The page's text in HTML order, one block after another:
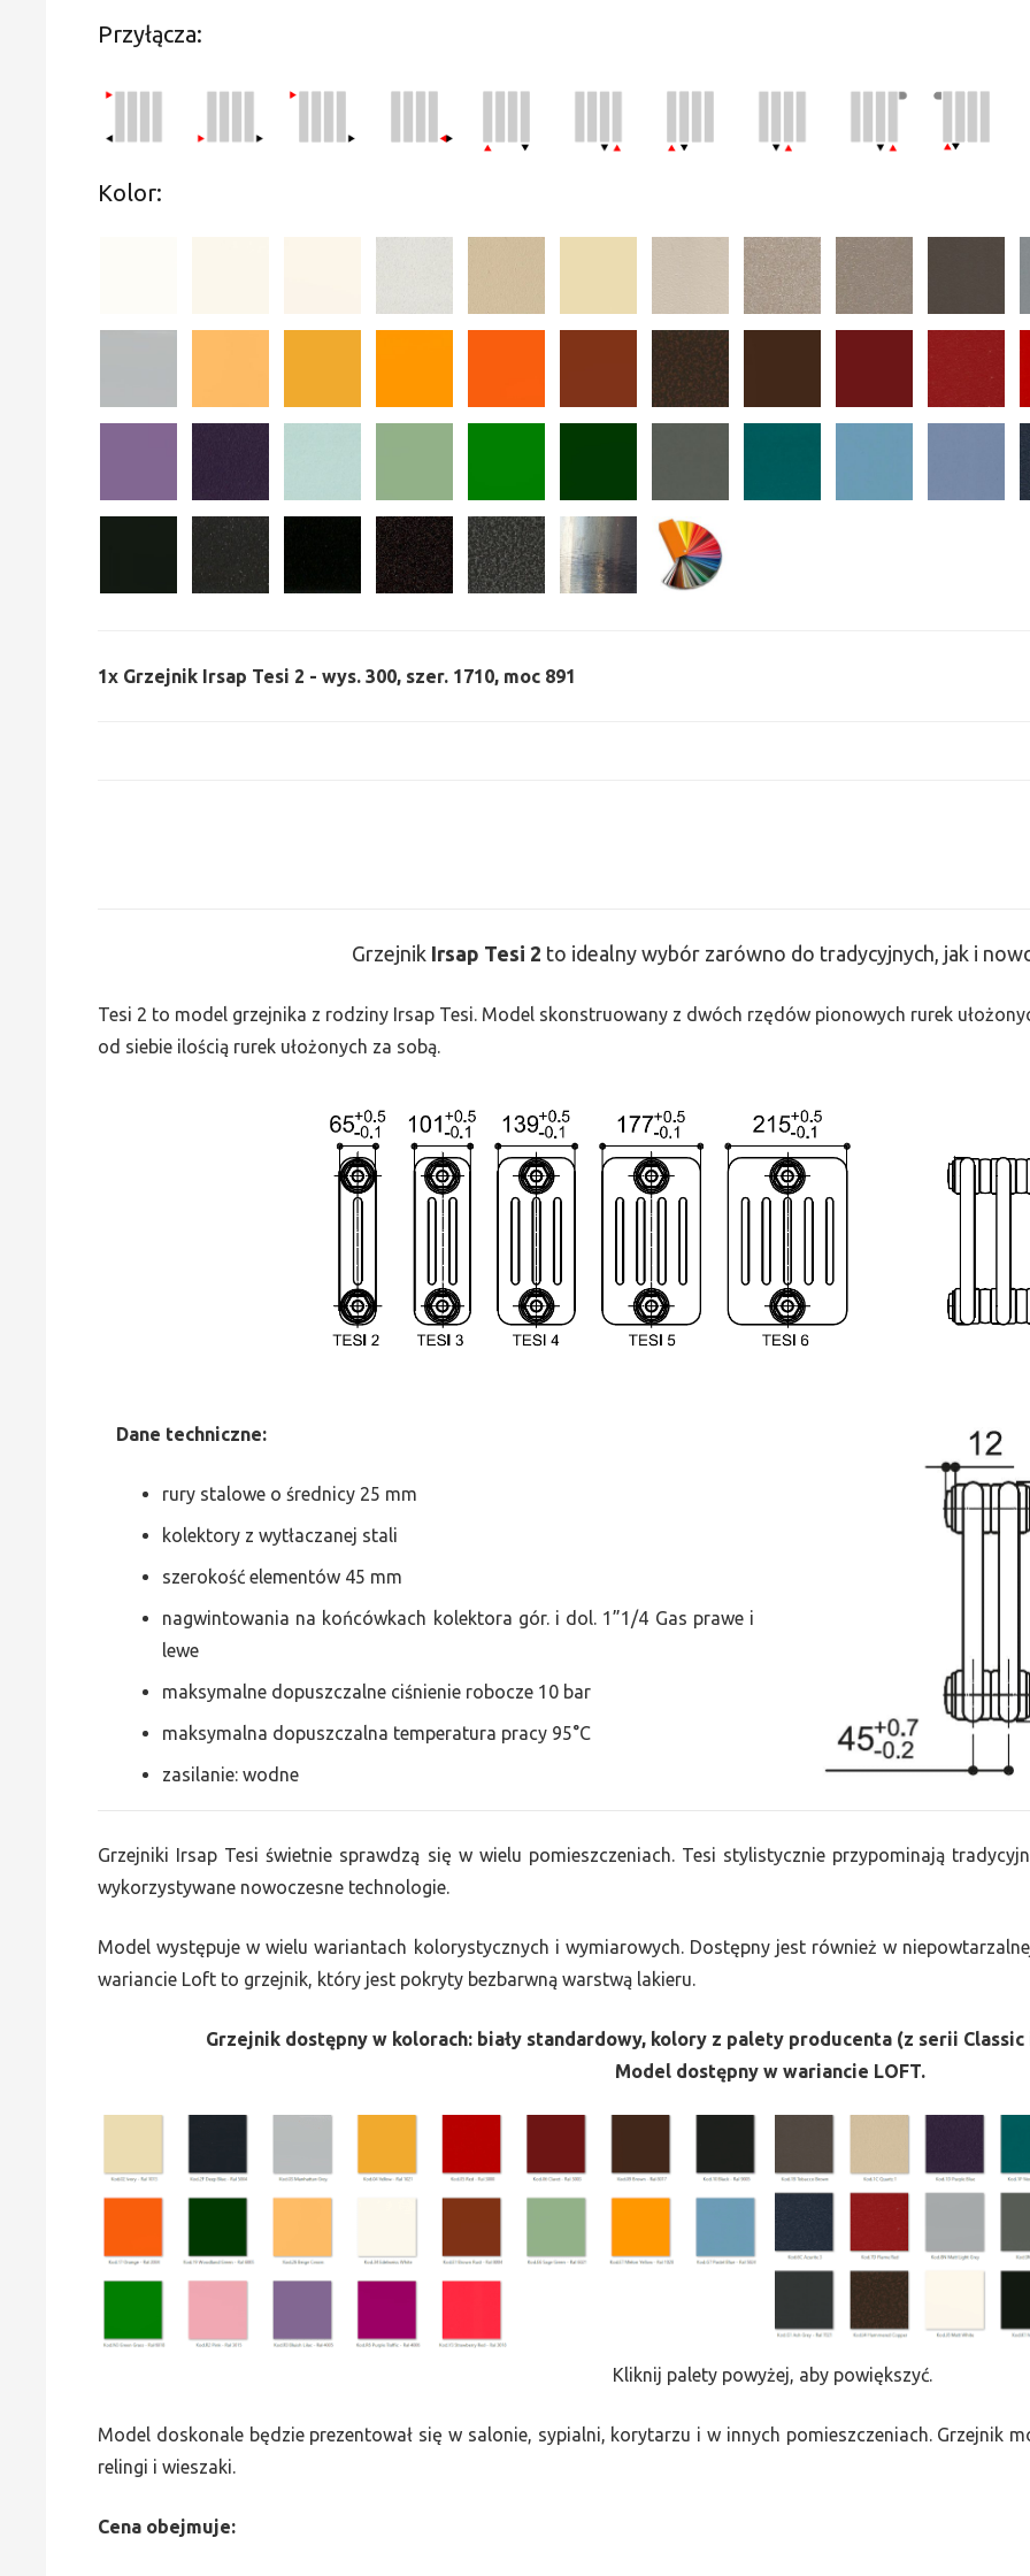
Przyłącza:
Kolor:
1x Grzejnik Irsap Tesi 2 - wys. 300, szer. 1710, moc 891
Grzejnik Irsap Tesi 2 to idealny wybór zarówno do tradycyjnych, jak i
Tesi 2 to model grzejnika z rodziny Irsap Tesi. Model skonstruowany z dwóch rzędów pionowych rurek
od siebie ilością rurek ułożonych za sobą.
Dane techniczne:
rury stalowe o średnicy 25 mm
kolektory z wytłaczanej stali
szerokość elementów 45 mm
nagwintowania na końcówkach kolektora gór. i dol. 1”1/4 Gas prawe i
lewe
maksymalne dopuszczalne ciśnienie robocze 10 bar
maksymalna dopuszczalna temperatura pracy 95°C
zasilanie: wodne
Grzejniki Irsap Tesi świetnie sprawdzą się w wielu pomieszczeniach. Tesi stylistycznie przypominają
wykorzystywane nowoczesne technologie.
Model występuje w wielu wariantach kolorystycznych i wymiarowych. Dostępny jest również w
wariancie Loft to grzejnik, który jest pokryty bezbarwną warstwą lakieru.
Grzejnik dostępny w kolorach: biały standardowy, kolory z palety producenta (z serii
Model dostępny w wariancie LOFT.
Kliknij palety powyżej, aby powiększyć.
Model doskonale będzie prezentował się w salonie, sypialni, korytarzu i w innych pomieszczeniach. Grzejnik
relingi i wieszaki.
Cena obejmuje: